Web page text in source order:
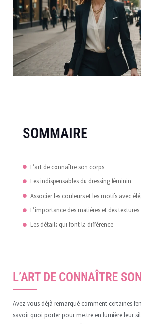
SOMMAIRE
L’art de connaître son corps
Les indispensables du dressing féminin
Associer les couleurs et les motifs avec
L’importance des matières et des textures
Les détails qui font la différence
L’ART DE CONNAÎTRE
Avez-vous déjà remarqué comment certaines
savoir quoi porter pour mettre en lumière leur